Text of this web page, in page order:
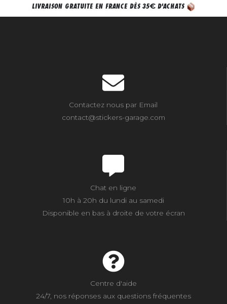
LIVRAISON GRATUITE EN FRANCE DÈS 35€ D'ACHATS
Contactez nous par Email
contact@stickers-garage.com
Chat en ligne
10h à 20h du lundi au samedi
Disponible en bas à droite de votre écran
Centre d'aide
24/7, nos réponses aux questions fréquentes